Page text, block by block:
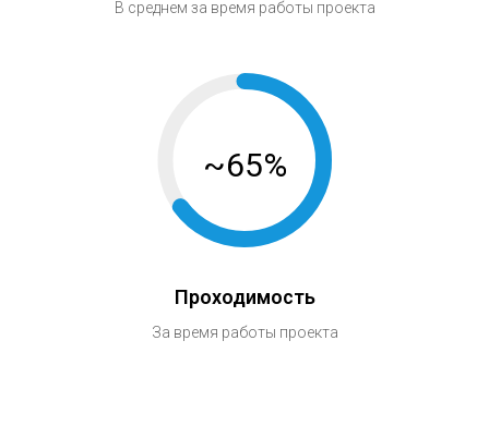
В среднем за время работы проекта
~65%
Проходимость
За время работы проекта